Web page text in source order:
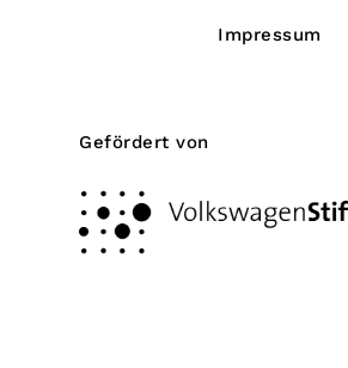
Impressum
Gefördert von